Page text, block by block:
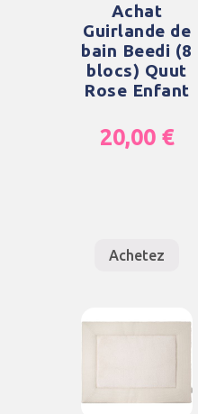
Achat
Guirlande de
bain Beedi (8
blocs) Quut
Rose Enfant
20,00 €
Achetez